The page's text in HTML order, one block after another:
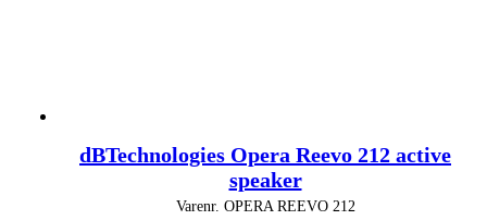
dBTechnologies Opera Reevo 212 active
speaker
Varenr. OPERA REEVO 212